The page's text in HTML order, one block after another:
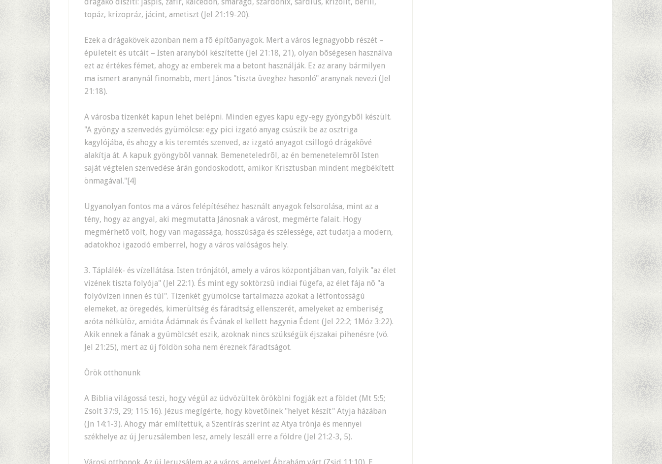
topáz, krizopráz, jácint, ametiszt (Jel 21:19-20).
Ezek a drágakövek azonban nem a fõ építõanyagok. Mert a város legnagyobb részét –
épületeit és utcáit – Isten aranyból készítette (Jel 21:18, 21), olyan bõségesen használva
ezt az értékes fémet, ahogy az emberek ma a betont használják. Ez az arany bármilyen
ma ismert aranynál finomabb, mert János "tiszta üveghez hasonló" aranynak nevezi (Jel
21:18).
A városba tizenkét kapun lehet belépni. Minden egyes kapu egy-egy gyöngybõl készült.
"A gyöngy a szenvedés gyümölcse: egy pici izgató anyag csúszik be az osztriga
kagylójába, és ahogy a kis teremtés szenved, az izgató anyagot csillogó drágakõvé
alakítja át. A kapuk gyöngybõl vannak. Bemeneteledrõl, az én bemenetelemrõl Isten
saját végtelen szenvedése árán gondoskodott, amikor Krisztusban mindent megbékített
önmagával."[4]
Ugyanolyan fontos ma a város felépítéséhez használt anyagok felsorolása, mint az a
tény, hogy az angyal, aki megmutatta Jánosnak a várost, megmérte falait. Hogy
megmérhetõ volt, hogy van magassága, hosszúsága és szélessége, azt tudatja a modern,
adatokhoz igazodó emberrel, hogy a város valóságos hely.
3. Táplálék- és vízellátása. Isten trónjától, amely a város központjában van, folyik "az élet
vizének tiszta folyója" (Jel 22:1). És mint egy soktörzsû indiai fügefa, az élet fája nõ "a
folyóvízen innen és túl". Tizenkét gyümölcse tartalmazza azokat a létfontosságú
elemeket, az öregedés, kimerültség és fáradtság ellenszerét, amelyeket az emberiség
azóta nélkülöz, amióta Ádámnak és Évának el kellett hagynia Édent (Jel 22:2; 1Móz 3:22).
Akik ennek a fának a gyümölcsét eszik, azoknak nincs szükségük éjszakai pihenésre (vö.
Jel 21:25), mert az új földön soha nem éreznek fáradtságot.
Örök otthonunk
A Biblia világossá teszi, hogy végül az üdvözültek örökölni fogják ezt a földet (Mt 5:5;
Zsolt 37:9, 29; 115:16). Jézus megígérte, hogy követõinek "helyet készít" Atyja házában
(Jn 14:1-3). Ahogy már említettük, a Szentírás szerint az Atya trónja és mennyei
székhelye az új Jeruzsálemben lesz, amely leszáll erre a földre (Jel 21:2-3, 5).